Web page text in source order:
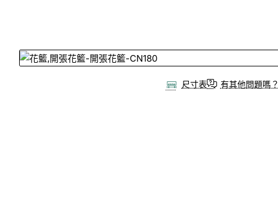
尺寸表 有其他問題嗎？